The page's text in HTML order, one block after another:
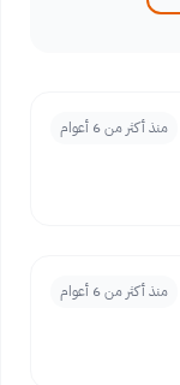
منذ أكثر من 6 أعوام
منذ أكثر من 6 أعوام